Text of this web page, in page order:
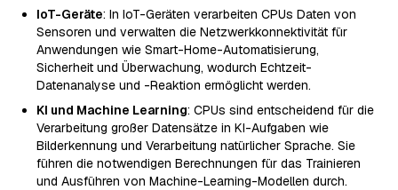
IoT-Geräte: In IoT-Geräten verarbeiten CPUs Daten von
Sensoren und verwalten die Netzwerkkonnektivität für
Anwendungen wie Smart-Home-Automatisierung,
Sicherheit und Überwachung, wodurch Echtzeit-
Datenanalyse und -Reaktion ermöglicht werden.
KI und Machine Learning: CPUs sind entscheidend für die
Verarbeitung großer Datensätze in KI-Aufgaben wie
Bilderkennung und Verarbeitung natürlicher Sprache. Sie
führen die notwendigen Berechnungen für das Trainieren
und Ausführen von Machine-Learning-Modellen durch.